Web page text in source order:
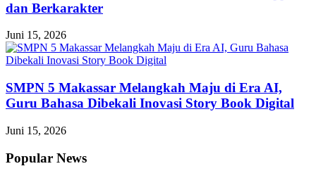
dan Berkarakter
Juni 15, 2026
SMPN 5 Makassar Melangkah Maju di Era AI,
Guru Bahasa Dibekali Inovasi Story Book Digital
Juni 15, 2026
Popular News